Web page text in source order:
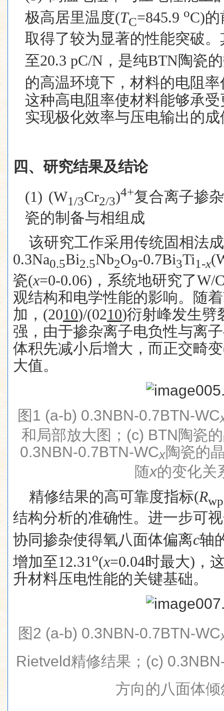
极高居里温度(TC=845.9 oC)
取得了较为显著的性能突破
至20.3 pC/N ，是纯BTN陶瓷
的高温环境下，材料的电阻
这种高电阻率使材料能够承
实现极化效率与压电输出的
四、研究结果及结论
(1) (W1/3Cr2/3)4+复合离子掺杂
瓷的制备与相组成
该研究工作采用传统固相法
0.3Na0.5Bi2.5Nb2O9-0.7Bi3Ti1-x
瓷(x=0-0.06) ，系统地研究了W/
观结构和电学性能的影响。随着
加， (2010)/(0210)衍射峰发生劈
强，由于掺杂离子电负性与离
体积先减小后增大，而正交畸变
大值。
图 1 (a-b) 0.3NBN-0.7BTN-WC
和局部放大图； (c) BTN陶瓷
0.3NBN-0.7BTN-WCx陶瓷的
随x的变化关
精修结果的高可靠度指标(Rwp
结构分析的准确性。进一步可
协同掺杂使得氧八面体偏离c轴
增加至12.31o(x=0.04时最大) ，
升材料压电性能的关键基础。
图 2 (a-b) 0.3NBN-0.7BTN-WC
Rietveld精修结果； (c)
方向的八面体